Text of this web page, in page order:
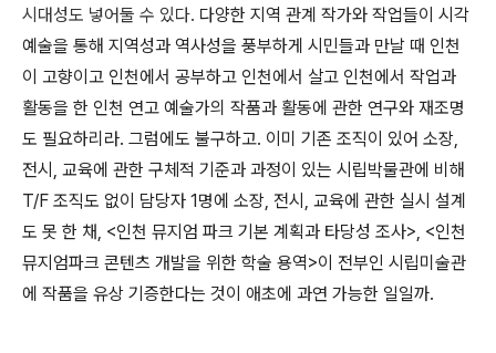
시대성도 넣어둘 수 있다. 다양한 지역 관계 작가와 작업들이 시각
예술을 통해 지역성과 역사성을 풍부하게 시민들과 만날 때 인천
이 고향이고 인천에서 공부하고 인천에서 살고 인천에서 작업과
활동을 한 인천 연고 예술가의 작품과 활동에 관한 연구와 재조명
도 필요하리라. 그럼에도 불구하고. 이미 기존 조직이 있어 소장,
전시 , 교육에 관한 구체적 기준과 과정이 있는 시립박물관에 비해
T/F 조직도 없이 담당자 1명에 소장, 전시 , 교육에 관한 실시 설계
도 못 한 채, <인천 뮤지엄 파크 기본 계획과 타당성 조사>, <인천
뮤지엄파크 콘텐츠 개발을 위한 학술 용역>이 전부인 시립미술관
에 작품을 유상 기증한다는 것이 애초에 과연 가능한 일일까.